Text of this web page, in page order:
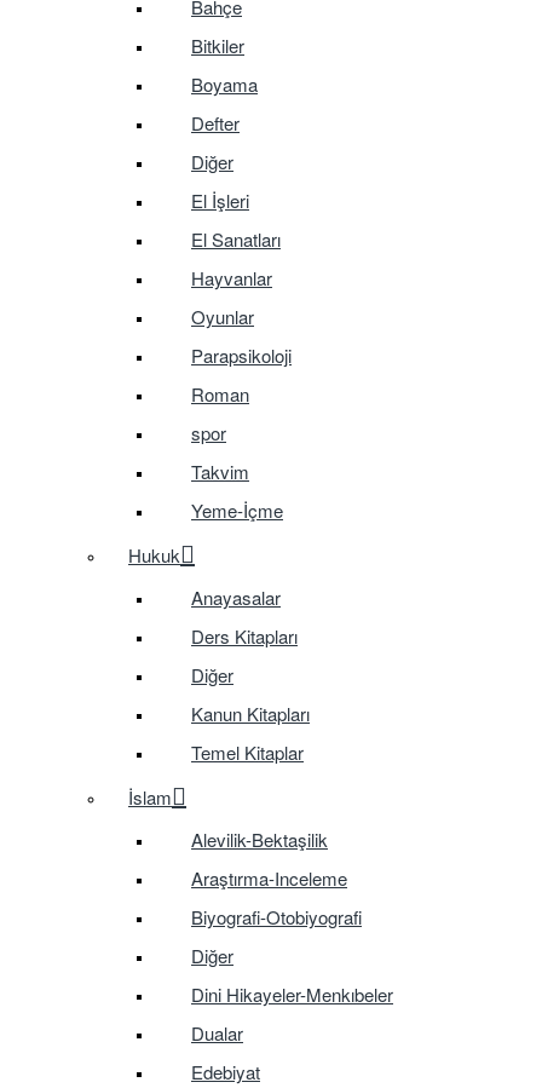
Bahçe
Bitkiler
Boyama
Defter
Diğer
El İşleri
El Sanatları
Hayvanlar
Oyunlar
Parapsikoloji
Roman
spor
Takvim
Yeme-İçme
Hukuk
Anayasalar
Ders Kitapları
Diğer
Kanun Kitapları
Temel Kitaplar
İslam
Alevilik-Bektaşilik
Araştırma-Inceleme
Biyografi-Otobiyografi
Diğer
Dini Hikayeler-Menkıbeler
Dualar
Edebiyat